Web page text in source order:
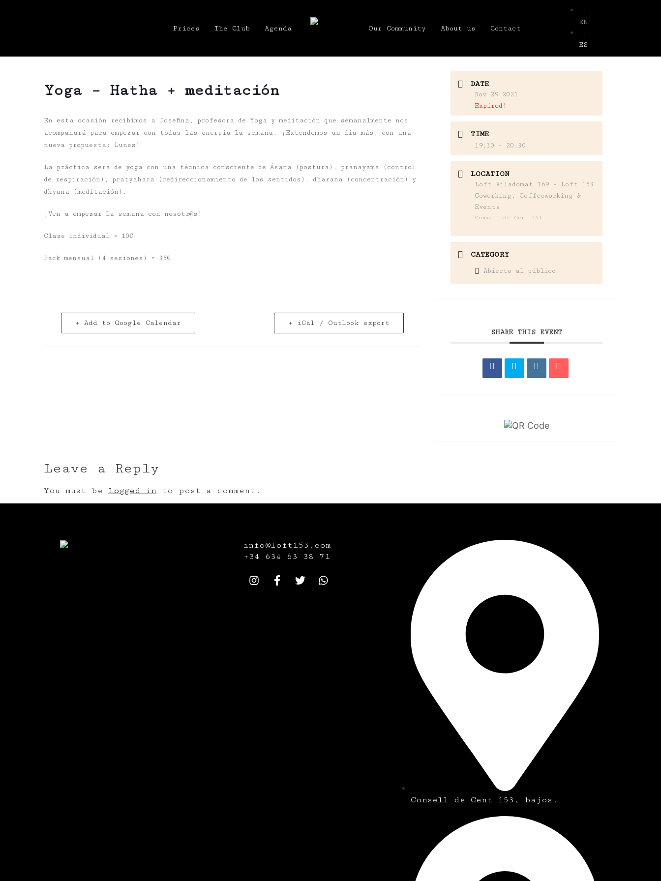
Prices The Club Agenda Our Community About us Contact
|
EN
|
ES
Yoga – Hatha + meditación
En esta ocasión recibimos a Josefina, profesora de Yoga y meditación que semanalmente nos
acompañará para empezar con todas las energía la semana. ¡Extendemos un día más, con una
nueva propuesta: Lunes!
La práctica será de yoga con una técnica consciente de Ásana (postura), pranayama (control
de respiración), pratyahara (redireccionamiento de los sentidos), dharana (concentración) y
dhyana (meditación).
¡Ven a empezar la semana con nosotr@s!
Clase individual = 10€
Pack mensual (4 sesiones) = 35€
+ Add to Google Calendar + iCal / Outlook export
DATE
Nov 29 2021
Expired!
TIME
19:30 - 20:30
LOCATION
Loft Viladomat 169 - Loft 153
Coworking, Coffeeworking &
Events
Consell de Cent 153
CATEGORY
Abierto al público
SHARE THIS EVENT
Leave a Reply
You must be logged in to post a comment.
info@loft153.com
+34 634 63 38 71
Consell de Cent 153, bajos.